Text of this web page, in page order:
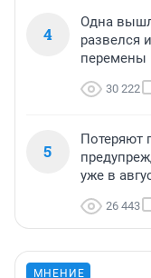
4
Одна
развелся
перемены
30 222
5
Потеряют
уже в
26 443
МНЕНИЕ